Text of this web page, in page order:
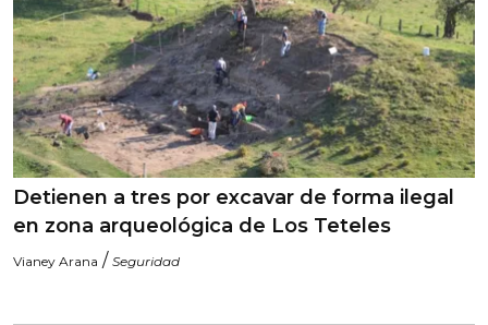
Detienen a tres por excavar de forma ilegal
en zona arqueológica de Los Teteles
Vianey Arana / Seguridad